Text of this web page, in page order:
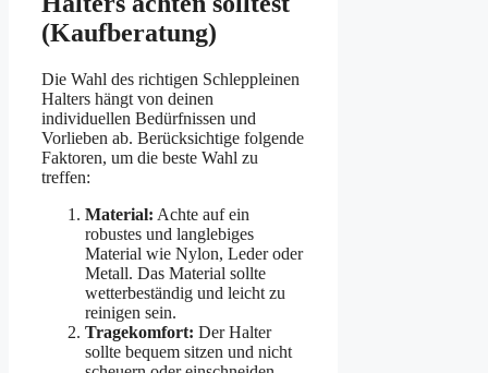
(Kaufberatung)
Die Wahl des richtigen Schleppleinen
Halters hängt von deinen
individuellen Bedürfnissen und
Vorlieben ab. Berücksichtige folgende
Faktoren, um die beste Wahl zu
treffen:
Material: Achte auf ein
robustes und langlebiges
Material wie Nylon, Leder oder
Metall. Das Material sollte
wetterbeständig und leicht zu
reinigen sein.
Tragekomfort: Der Halter
sollte bequem sitzen und nicht